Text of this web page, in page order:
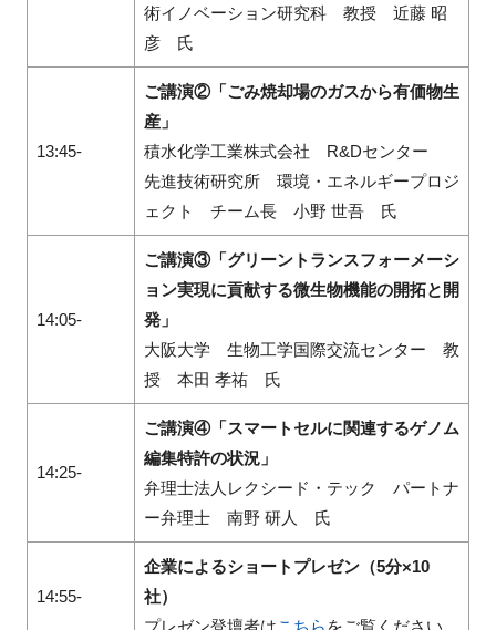
術イノベーション研究科 教授 近藤 昭
彦 氏
13:45-
ご講演②「ごみ焼却場のガスから有価物生
産」
積水化学工業株式会社 R&Dセンター
先進技術研究所 環境・エネルギープロジ
ェクト チーム長 小野 世吾 氏
14:05-
ご講演③「グリーントランスフォーメーシ
ョン実現に貢献する微生物機能の開拓と開
発」
大阪大学 生物工学国際交流センター 教
授 本田 孝祐 氏
14:25-
ご講演④「スマートセルに関連するゲノム
編集特許の状況」
弁理士法人レクシード・テック パートナ
ー弁理士 南野 研人 氏
14:55-
企業によるショートプレゼン（5分×10
社）